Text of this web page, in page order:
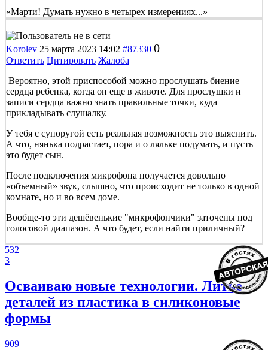
«Марти! Думать нужно в четырех измерениях...»
Korolev 25 марта 2023 14:02 #87330 0
Ответить Цитировать Жалоба
Вероятно, этой приспособой можно прослушать биение
сердца ребенка, когда он еще в животе. Для прослушки и
записи сердца важно знать правильные точки, куда
прикладывать слушалку.
У тебя с супоругой есть реальная возможность это выяснить.
А что, нянька подрастает, пора и о ляльке подумать, и пусть
это будет сын.
После подключения микрофона получается довольно
«объемный» звук, слышно, что происходит не только в одной
комнате, но и во всем доме.
Вообще-то эти дешёвенькие "микрофончики" заточены под
голосовой диапазон. А что будет, если найти приличный?
532
3
Осваиваю новые технологии. Литье
деталей из пластика в силиконовые
формы
909